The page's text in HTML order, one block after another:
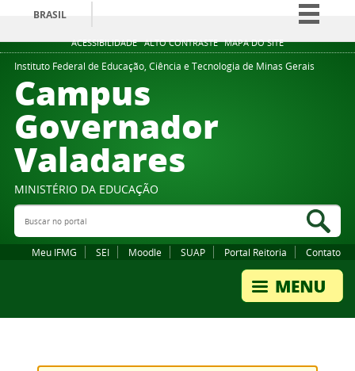
ACESSIBILIDADE ALTO CONTRASTE MAPA DO SITE
BRASIL
Simplifique!
Comunica BR
Instituto Federal de Educação, Ciência e Tecnologia de Minas Gerais
Campus
Governador
Valadares
MINISTÉRIO DA EDUCAÇÃO
Buscar no portal
Meu IFMG SEI Moodle SUAP Portal Reitoria Contato